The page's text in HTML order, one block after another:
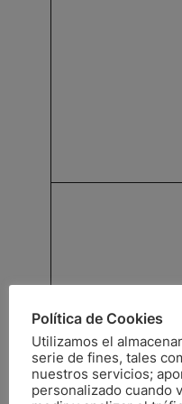
Política de Cookies
Utilizamos el
serie de fines, tales
nuestros servicios;
personalizado cuando